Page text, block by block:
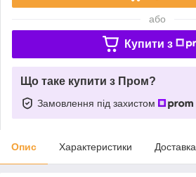
або
Купити з
Що таке купити з Пром?
Замовлення під захистом
Опис Характеристики Доставка